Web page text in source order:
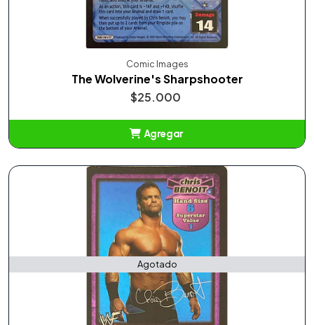
Comic Images
The Wolverine's Sharpshooter
$25.000
Agregar
Agotado